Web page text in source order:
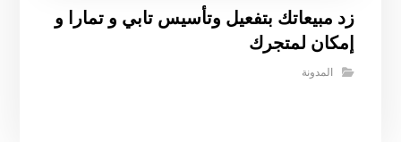
زد مبيعاتك بتفعيل وتأسيس تابي و تمارا و
إمكان لمتجرك
المدونة